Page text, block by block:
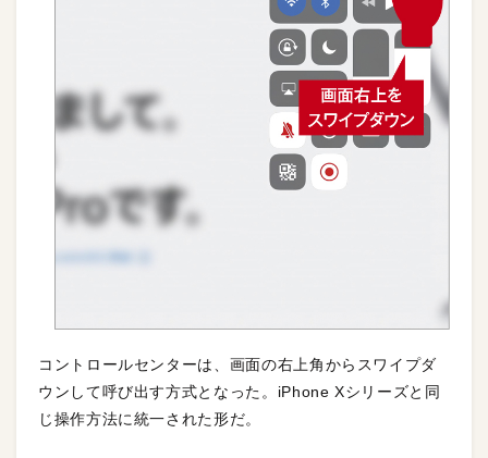
コントロールセンターは、画面の右上角からスワイプダ
ウンして呼び出す方式となった。iPhone Xシリーズと同
じ操作方法に統一された形だ。